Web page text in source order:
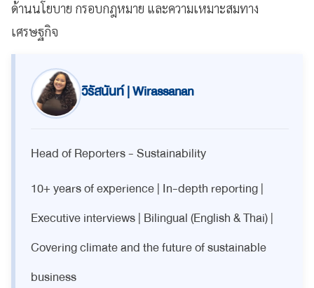
ด้านนโยบาย กรอบกฎหมาย และความเหมาะสมทาง
เศรษฐกิจ
วิรัสนันท์ | Wirassanan
Head of Reporters - Sustainability
10+ years of experience | In-depth reporting |
Executive interviews | Bilingual (English & Thai) |
Covering climate and the future of sustainable
business